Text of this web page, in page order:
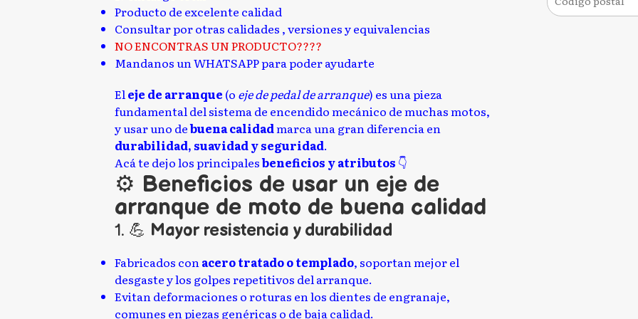
Producto de excelente calidad
Consultar por otras calidades , versiones y equivalencias
NO ENCONTRAS UN PRODUCTO????
Mandanos un WHATSAPP para poder ayudarte
El eje de arranque (o eje de pedal de arranque) es una pieza
fundamental del sistema de encendido mecánico de muchas motos,
y usar uno debuena calidadmarca una gran diferencia en
durabilidad, suavidad y seguridad.
Acá te dejo los principalesbeneficios y atributos 👇
⚙️ Beneficios de usar un eje de
arranque de moto de buena calidad
1. 💪 Mayor resistencia y durabilidad
Fabricados con acero tratado o templado, soportan mejor el
desgaste y los golpes repetitivos del arranque.
Evitan deformaciones o roturas en los dientes de engranaje,
comunes en piezas genéricas o de baja calidad.